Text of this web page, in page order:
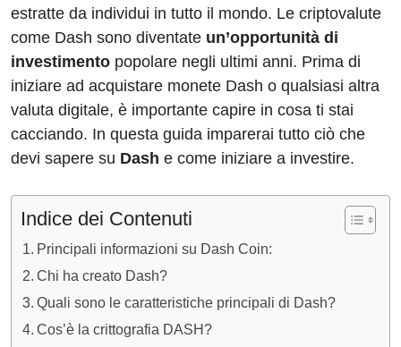
estratte da individui in tutto il mondo. Le criptovalute
come Dash sono diventate un’opportunità di
investimento popolare negli ultimi anni. Prima di
iniziare ad acquistare monete Dash o qualsiasi altra
valuta digitale, è importante capire in cosa ti stai
cacciando. In questa guida imparerai tutto ciò che
devi sapere su Dash e come iniziare a investire.
Indice dei Contenuti
Principali informazioni su Dash Coin:
Chi ha creato Dash?
Quali sono le caratteristiche principali di Dash?
Cos’è la crittografia DASH?